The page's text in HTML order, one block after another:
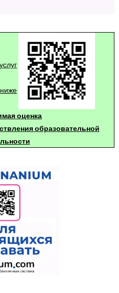
оценка
образовательной